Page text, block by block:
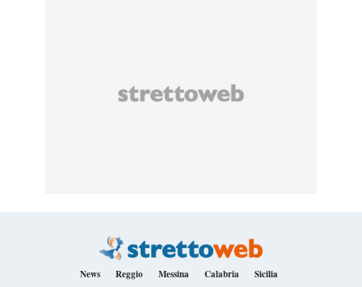
News Reggio Messina Calabria
Sicilia